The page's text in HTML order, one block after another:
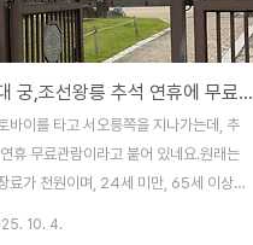
4대 궁,조선왕릉 추석 연휴에 무료 개방 소식(10.3.-10.9.)
바이를 타고 서오릉쪽을 지나가는데, 추
휴 무료관람이라고 붙어 있네요.원래는
료가 천원이며, 24세 미만, 65세 이상
10. 4.